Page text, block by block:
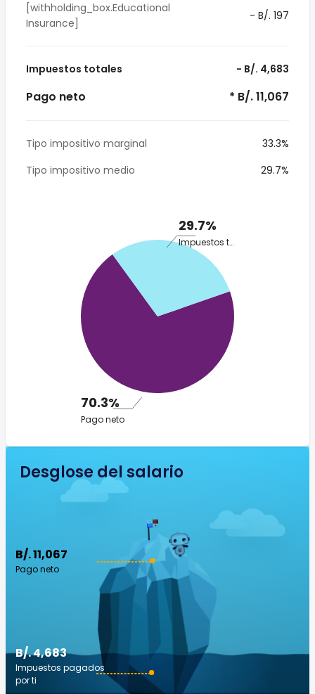
[withholding_box.Educational
Insurance]
- B/. 197
Impuestos totales - B/. 4,683
Pago neto * B/. 11,067
Tipo impositivo marginal
33.3%
Tipo impositivo medio
29.7%
29.7%
Impuestos totales
70.3%
Pago neto
Desglose del salario
B/. 11,067
Pago neto
B/. 4,683
Impuestos pagados
por ti